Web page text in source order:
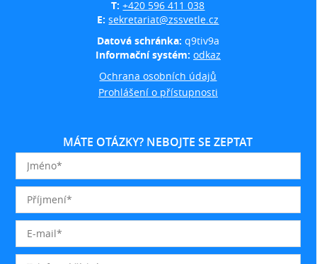
T:+420 596 411 038
E:sekretariat@zssvetle.cz
Datová schránka: q9tiv9a
Informační systém: odkaz
Ochrana osobních údajů
Prohlášení o přístupnosti
MÁTE OTÁZKY? NEBOJTE SE ZEPTAT